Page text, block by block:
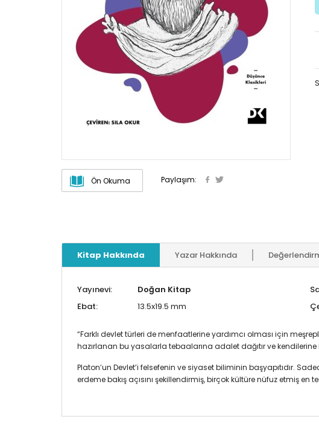
Ön Okuma Paylaşım:
Kitap Hakkında Yazar Hakkında
Yayınevi: Doğan Kitap
Ebat:
13.5x19.5 mm
“Farklı devlet türleri de menfaatlerine yardımcı olması için
hazırlanan bu yasalarla tebaalarına adalet dağıtır ve
Platon’un Devlet’i felsefenin ve siyaset biliminin başyapıtıdır.
erdeme bakış açısını şekillendirmiş, birçok kültüre nüfuz etmiş en